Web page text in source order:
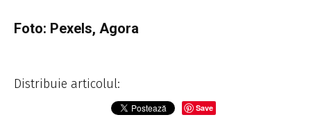
Foto: Pexels, Agora
Distribuie articolul:
Save